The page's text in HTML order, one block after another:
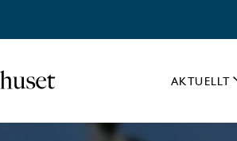
AKTUELLT